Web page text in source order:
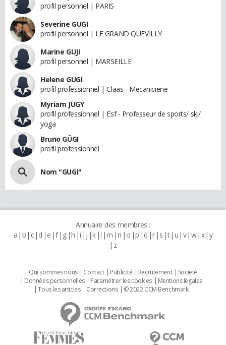
profil personnel | PARIS
Severine GUGI
profil personnel | LE GRAND QUEVILLY
Marine GUJI
profil personnel | MARSEILLE
Helene GUGI
profil professionnel | Claas - Mecaniciene
Myriam JUGY
profil professionnel | Esf - Professeur de sports/ ski/
yoga
Bruno GÜGI
profil professionnel
Nom "GUGI"
Annuaire des membres :
a b c d e f g h i j k l m n o p q r s t u v w x y
z
Qui sommes nous Contact Publicité Recrutement
Societé
Données personnelles
Paramétrer les cookies
Mentions légales
Tous les articles
Corrections © 2022 CCM Benchmark